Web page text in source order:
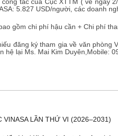
5.827 USD/người, các doanh
gồm chi phí hậu cần + Chi phí
đăng ký tham gia về văn phòng
hệ lại Ms. Mai Kim Duyên,Mobile:
LẦN THỨ VI (2026–2031)